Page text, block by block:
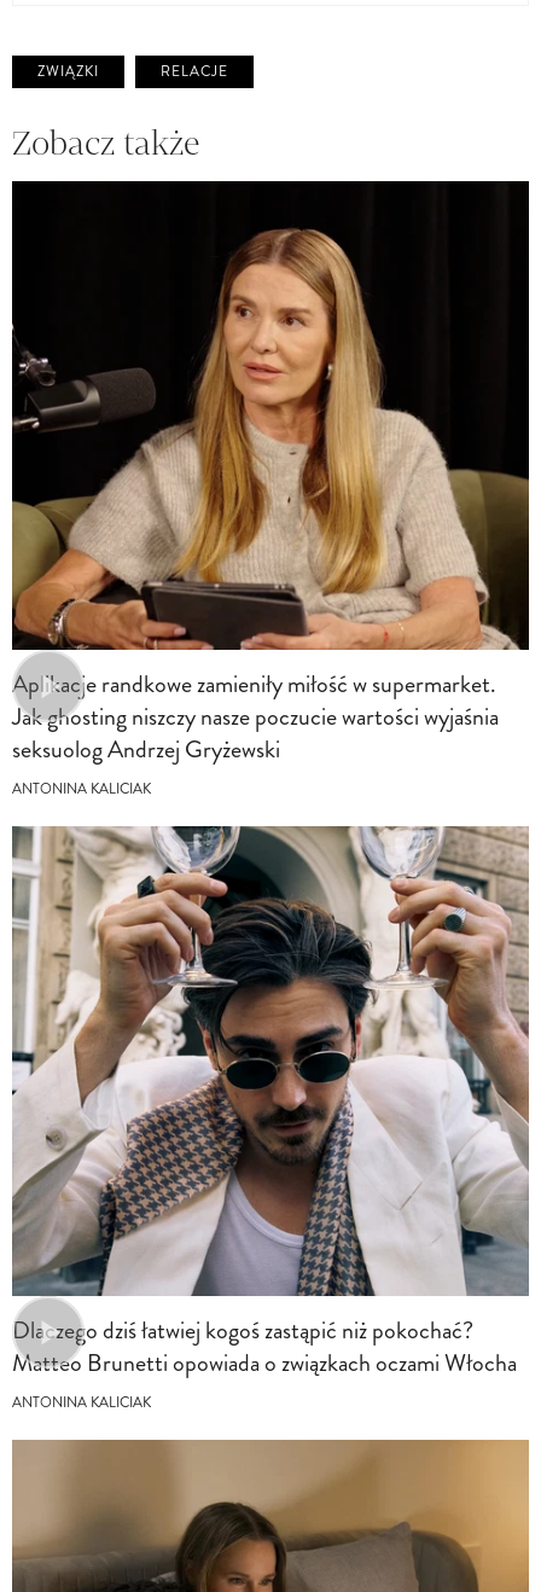
ZWIĄZKI RELACJE
Zobacz także
Aplikacje randkowe zamieniły miłość w supermarket.
Jak ghosting niszczy nasze poczucie wartości wyjaśnia
seksuolog Andrzej Gryżewski
ANTONINA KALICIAK
Dlaczego dziś łatwiej kogoś zastąpić niż pokochać?
Matteo Brunetti opowiada o związkach oczami Włocha
ANTONINA KALICIAK